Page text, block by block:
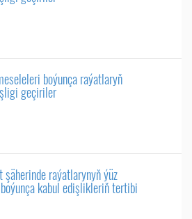
boýunça raýatlaryň
geçiriler
raýatlarynyň ýüz
kabul edişlikleriň tertibi